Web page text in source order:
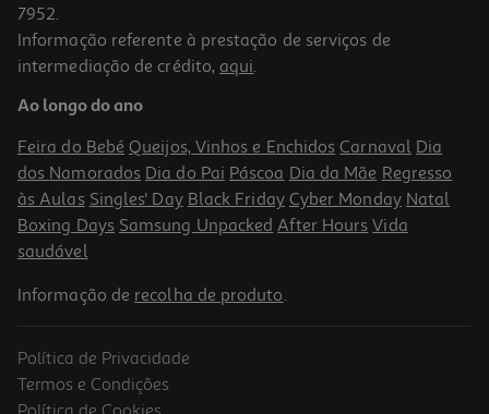
Vinho Tinto Adega Camolas Bag In Box 5l
1.8 €/Lt
8,99 €
-30%
7952.
Informação referente à prestação de serviços de
intermediação de crédito, aqui.
Ao longo do ano
Feira do Bebé Queijos, Vinhos e Enchidos Carnaval Dia
dos Namorados Dia do Pai Páscoa Dia da Mãe Regresso
às Aulas Singles' Day Black Friday Cyber Monday Natal
Boxing Days Samsung Unpacked After Hours Vida
saudável
Informação de recolha de produto.
Política de Privacidade
Termos e Condições
Política de Cookies